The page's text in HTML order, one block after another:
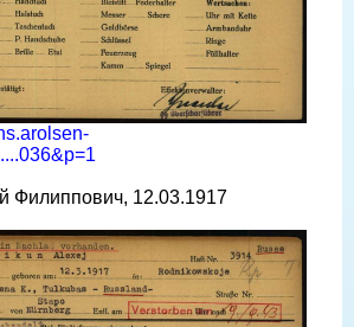
Филиппович, 12.03.1917